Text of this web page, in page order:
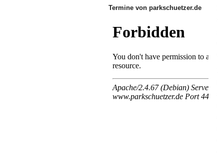
Termine von parkschuetzer.de